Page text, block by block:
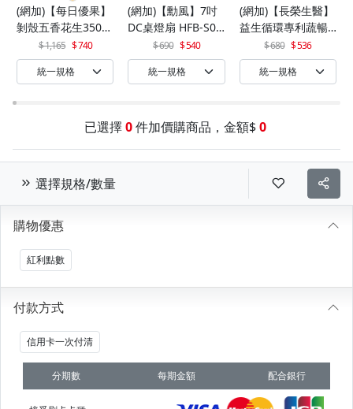
(網加)【每日優果】
剝殼五香花生350G
+罐裝原味烘焙腰果
320G
1,165 740
(網加)【勳風】7吋
DC桌燈扇 HFB-S06
690 540
(網加)【長榮生醫】
益生循環專利蔬暢
配方輕體順暢(30包/
盒)x1
680 536
已選擇 0 件加價購商品，金額$ 0
選擇規格/數量
購物優惠
紅利點數
付款方式
信用卡一次付清
分期數 每期金額 配合銀行